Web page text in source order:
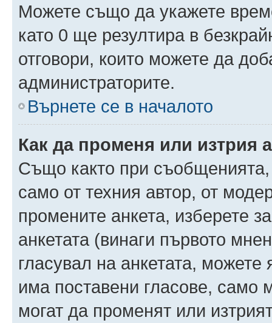
Можете също да укажете
като 0 ще резултира в
отговори, които можете да
администраторите.
Върнете се в началото
Как да променя или изтрия
Също както при съобщенията,
само от техния автор, от
промените анкета, изберете
анкетата (винаги първото
гласувал на анкетата,
има поставени гласове, само
могат да променят или